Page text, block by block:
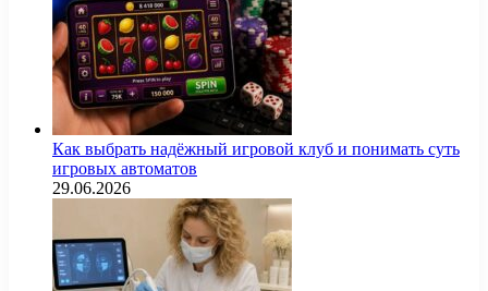
Как выбрать надёжный игровой клуб и понимать суть
игровых автоматов
29.06.2026